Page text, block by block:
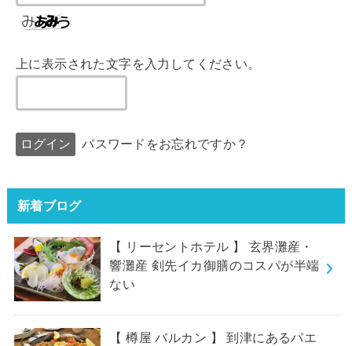
上に表示された文字を入力してください。
パスワードをお忘れですか？
新着ブログ
【 リーセントホテル 】 玄界灘産・
響灘産 剣先イカ御膳のコスパが半端
ない
【 樽屋 バルカン 】 到津にあるパエ